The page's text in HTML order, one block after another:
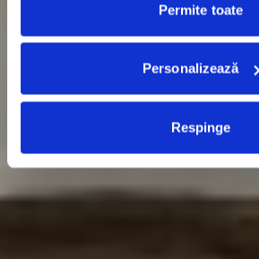
Permite toate
Personalizează
Respinge